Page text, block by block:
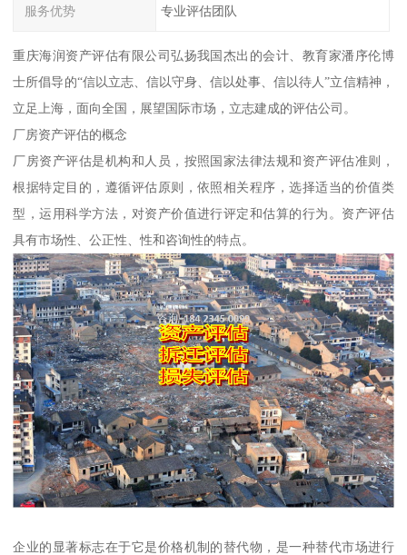
服务优势 专业评估团队
重庆海润资产评估有限公司弘扬我国杰出的会计、教育家潘序伦博
士所倡导的“信以立志、信以守身、信以处事、信以待人”立信精神，
立足上海，面向全国，展望国际市场，立志建成的评估公司。
厂房资产评估的概念
厂房资产评估是机构和人员，按照国家法律法规和资产评估准则，
根据特定目的，遵循评估原则，依照相关程序，选择适当的价值类
型，运用科学方法，对资产价值进行评定和估算的行为。资产评估
具有市场性、公正性、性和咨询性的特点。
企业的显著标志在于它是价格机制的替代物，是一种替代市场进行